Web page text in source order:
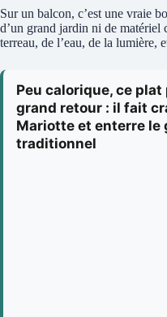
Sur un balcon, c’est une vraie
d’un grand jardin ni de
terreau, de l’eau, de la lumière,
Peu calorique, ce
grand retour : il fait
Mariotte et enterre le
traditionnel